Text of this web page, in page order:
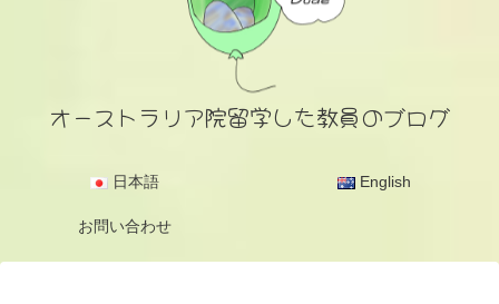
オーストラリア院留学した教員のブログ
日本語 English
お問い合わせ